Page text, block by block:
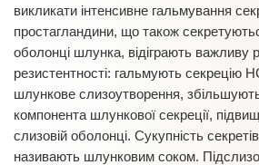
викликати інтенсивне гальмування
простагландини, що також
оболонці шлунка, відіграють важливу
резистентності: гальмують секрецію
шлункове слизоутворення,
компонента шлункової секреції,
слизовій оболонці. Сукупність
називають шлунковим соком.